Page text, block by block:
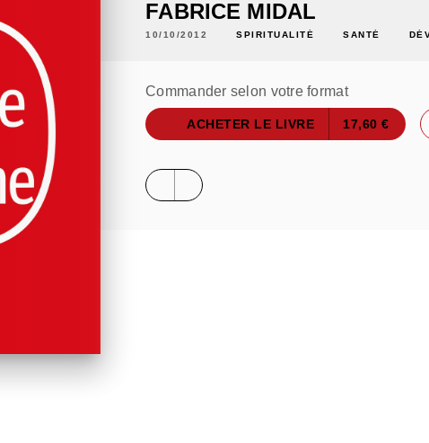
FABRICE MIDAL
10/10/2012 SPIRITUALITÉ SANTÉ
Commander selon votre format
ACHETER LE LIVRE 17,60 €